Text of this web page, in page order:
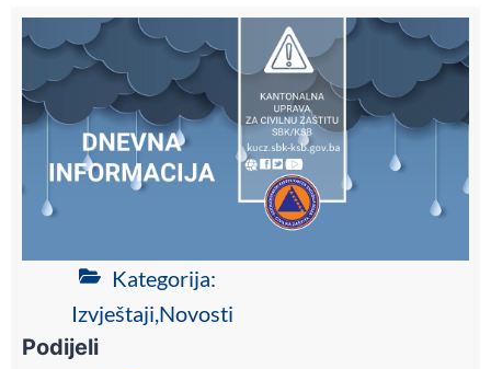
Kategorija:
Izvještaji,Novosti
Podijeli